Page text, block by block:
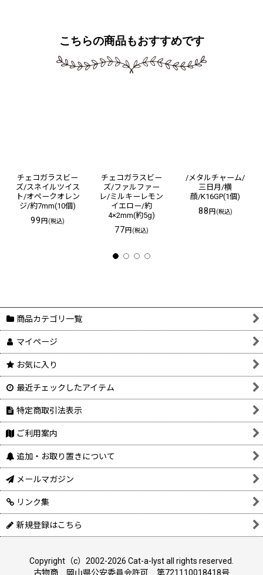
こちらの商品もおすすめです
チェコガラスビー
ズ/スネイルツイス
ト/オペークオレン
ジ/約7mm(10個)
99円(税込)
チェコガラスビー
ズ/ファルファー
レ/ミルキーレモン
イエロー/約
4×2mm(約5g)
77円(税込)
/メタルチャーム/
三日月/横
顔/K16GP(1個)
88円(税込)
商品カテゴリ一覧
マイページ
お気に入り
最近チェックしたアイテム
特定商取引法表示
ご利用案内
追加・お取り置きについて
メールマガジン
リンク集
新規登録はこちら
Copyright（c）2002-2026 Cat-a-lyst all rights reserved.
古物商 岡山県公安委員会許可 第721110018418号